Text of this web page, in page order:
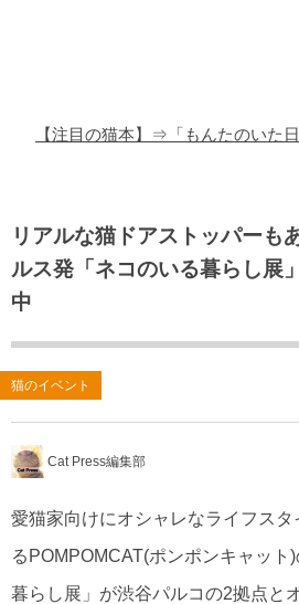
【注目の猫本】⇒「もんたのいた
リアルな猫ドアストッパーも
ルス発「ネコのいる暮らし展
中
猫のイベント
Cat Press編集部
愛猫家向けにオシャレなライフス
るPOMPOMCAT(ポンポンキャット
暮らし展」が渋谷パルコの2拠点と
猫のゲーム・アプリ